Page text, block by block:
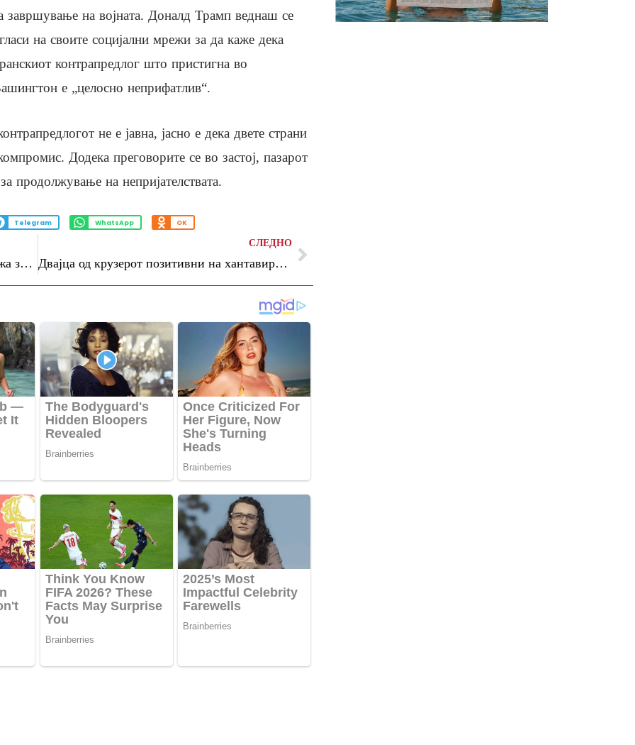
завршување на војната. Доналд Трамп веднаш се
на своите социјални мрежи за да каже дека
контрапредлог што пристигна во
е „целосно неприфатлив“.
не е јавна, јасно е дека двете страни
Додека преговорите се во застој, пазарот
продолжување на непријателствата.
Telegram WhatsApp OK
Иран погуби човек обвинет за шпионажа за САД и Израел
СЛЕДНО
Двајца од крузерот позитивни на хантавирус, САД нема да ги испратат сите патници во карантин